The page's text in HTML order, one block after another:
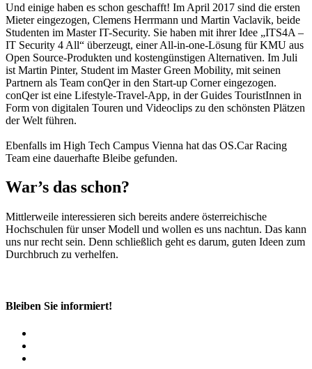
Und einige haben es schon geschafft! Im April 2017 sind die ersten
Mieter eingezogen, Clemens Herrmann und Martin Vaclavik, beide
Studenten im Master IT-Security. Sie haben mit ihrer Idee „ITS4A –
IT Security 4 All“ überzeugt, einer All-in-one-Lösung für KMU aus
Open Source-Produkten und kostengünstigen Alternativen. Im Juli
ist Martin Pinter, Student im Master Green Mobility, mit seinen
Partnern als Team conQer in den Start-up Corner einge­zogen.
conQer ist eine Lifestyle-Travel-App, in der Guides TouristInnen in
Form von digitalen Touren und Videoclips zu den schönsten Plätzen
der Welt führen.
Ebenfalls im High Tech Campus Vienna hat das OS.Car Racing
Team eine dauerhafte Bleibe gefunden.
War’s das schon?
Mittlerweile interessieren sich bereits andere österreichische
Hochschulen für unser Modell und wollen es uns nachtun. Das kann
uns nur recht sein. Denn schließlich geht es darum, guten Ideen zum
Durchbruch zu verhelfen.
Bleiben Sie informiert!